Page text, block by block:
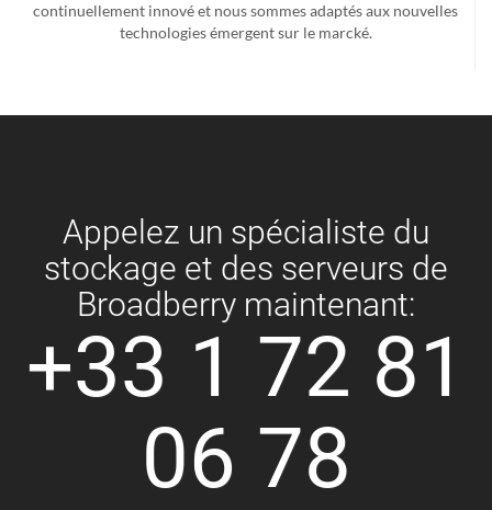
continuellement innové et nous sommes adaptés aux nouvelles
technologies émergent sur le marcké.
Appelez un spécialiste du
stockage et des serveurs de
Broadberry maintenant:
+33 1 72 81
06 78